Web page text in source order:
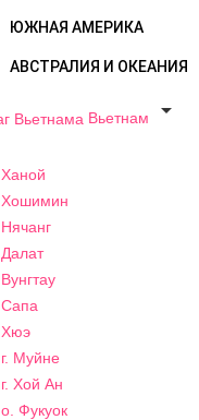
ЮЖНАЯ АМЕРИКА
АВСТРАЛИЯ И ОКЕАНИЯ
Вьетнам

Ханой
Хошимин
Нячанг
Далат
Вунгтау
Сапа
Хюэ
г. Муйне
г. Хой Ан
о. Фукуок